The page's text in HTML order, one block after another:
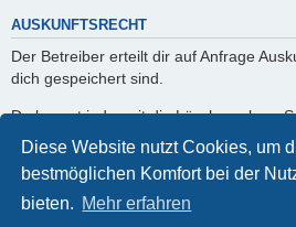
Diese Website nutzt Cookies, um
bestmöglichen Komfort bei der
bieten. Mehr erfahren
AUSKUNFTSRECHT
Der Betreiber erteilt dir auf Anfrage
dich gespeichert sind.
Du kannst jederzeit die Löschung bzw.
verlangen. Kontaktiere hierzu bitte den
ElabNET Technik Forum